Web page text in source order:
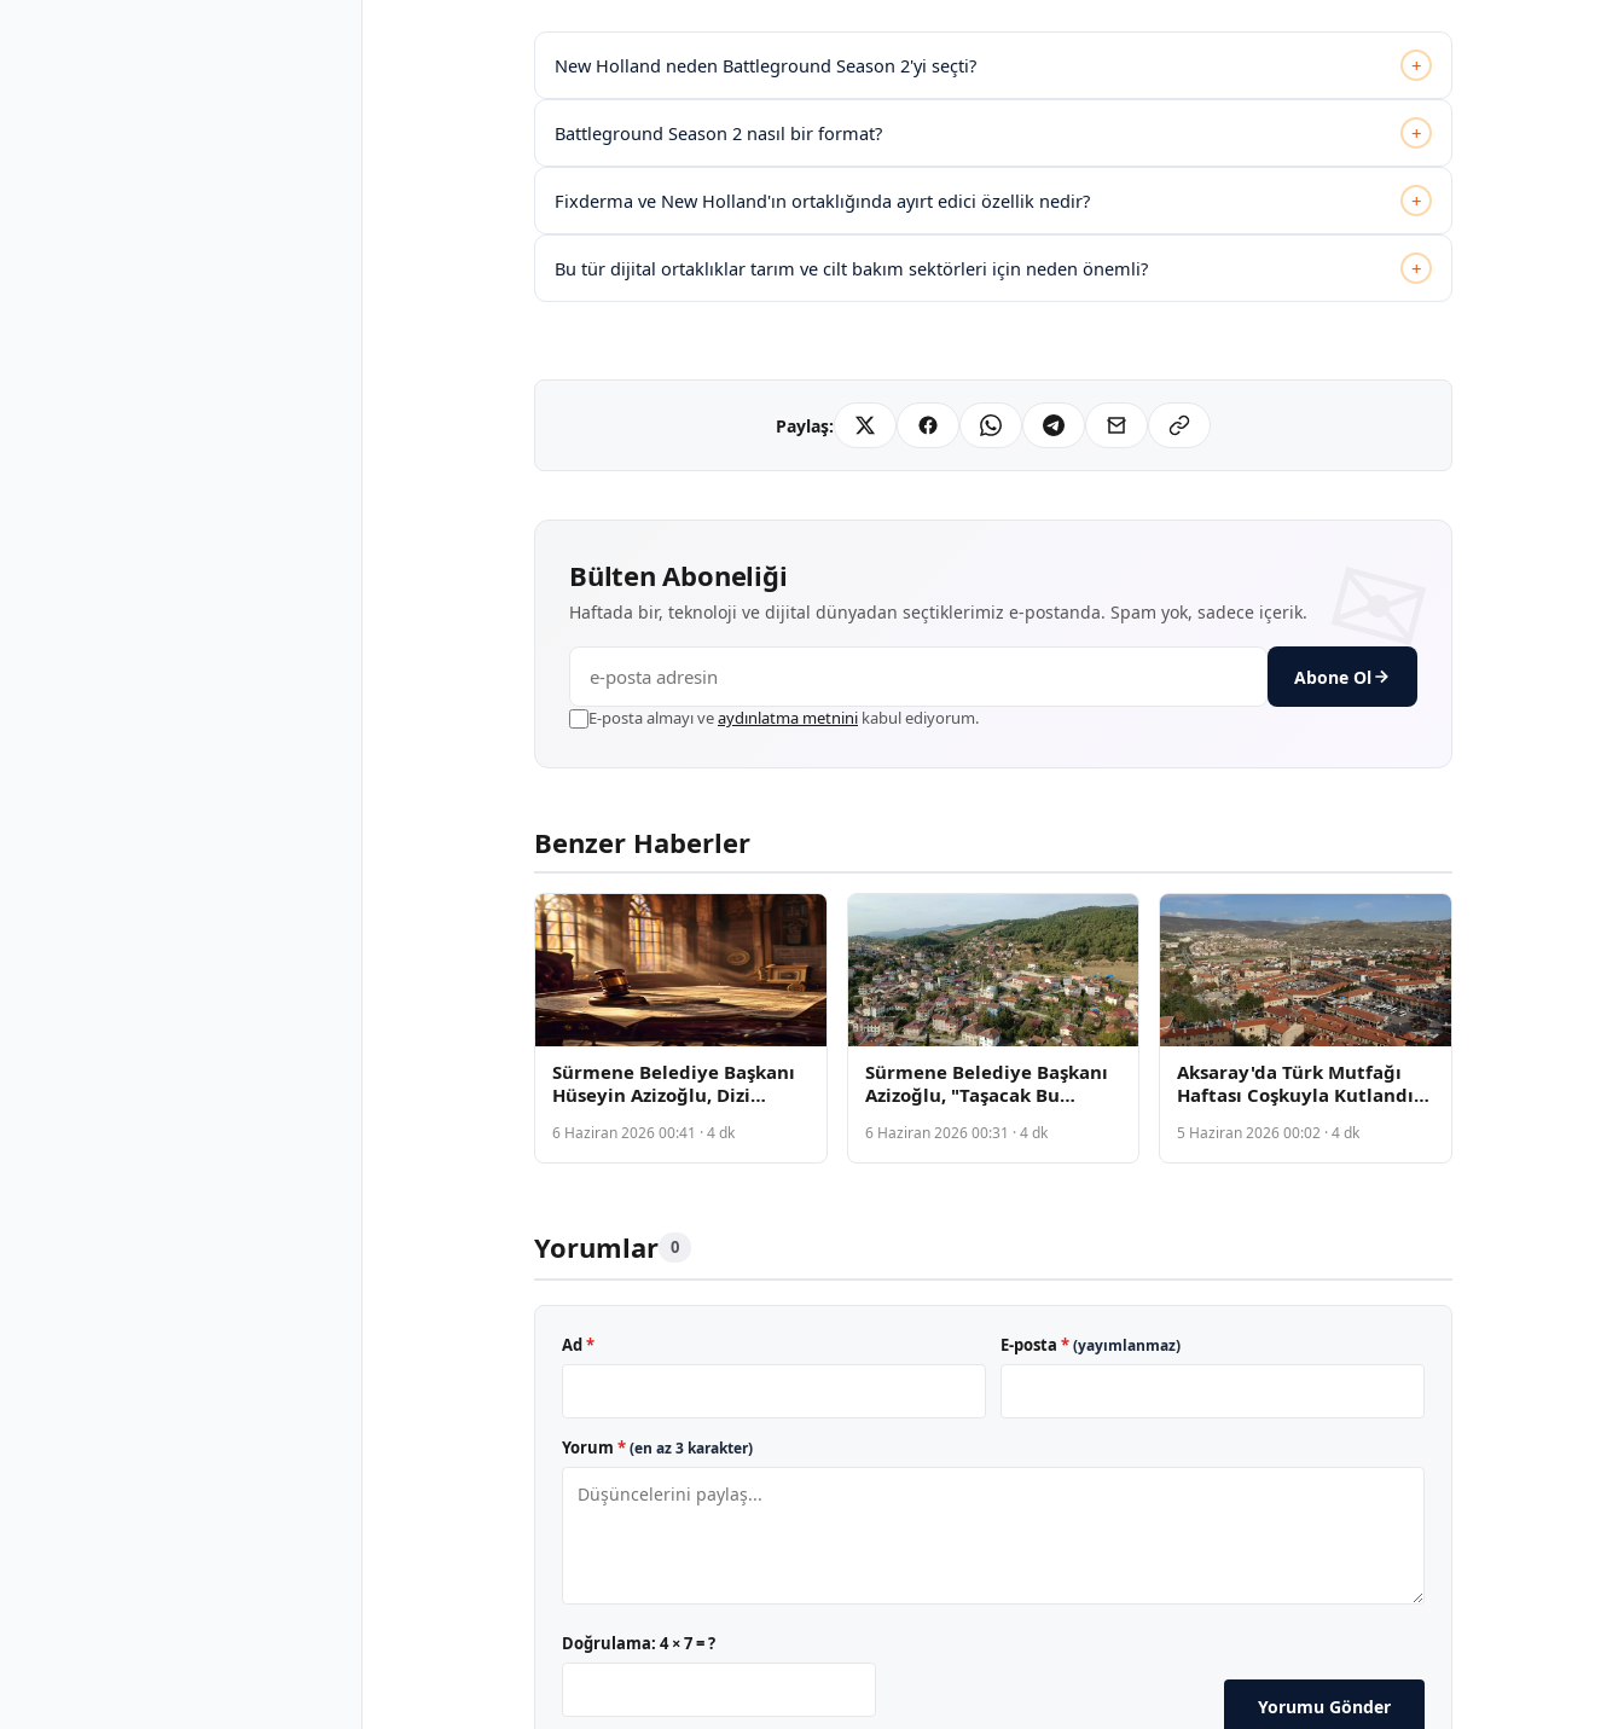
New Holland neden Battleground Season 2'yi seçti? +
Battleground Season 2 nasıl bir format? +
Fixderma ve New Holland'ın ortaklığında ayırt edici özellik nedir? +
Bu tür dijital ortaklıklar tarım ve cilt bakım sektörleri için neden önemli? +
Paylaş:
Bülten Aboneliği
Haftada bir, teknoloji ve dijital dünyadan seçtiklerimiz e-postanda. Spam yok, sadece içerik.
Abone Ol
E-posta almayı veaydınlatma metnini kabul ediyorum.
Benzer Haberler
Sürmene Belediye Başkanı
Hüseyin Azizoğlu, Dizi
Tanıtımını Vurguladı
6 Haziran 2026 00:41 · 4 dk
Sürmene Belediye Başkanı
Azizoğlu, "Taşacak Bu
6 Haziran 2026 00:31 · 4 dk
Aksaray'da Türk Mutfağı
Haftası Coşkuyla Kutlandı,
5 Haziran 2026 00:02 · 4 dk
Yorumlar 0
Ad * E-posta *(yayımlanmaz)
Yorum *(en az 3 karakter)
Doğrulama: 4 × 7 = ?
Yorumu Gönder